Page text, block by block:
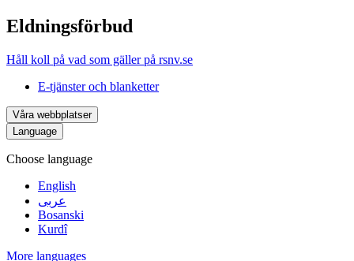
Eldningsförbud
Håll koll på vad som gäller på rsnv.se
E-tjänster och blanketter
Våra webbplatser
Language
Choose language
English
عربى
Bosanski
Kurdî
More languages